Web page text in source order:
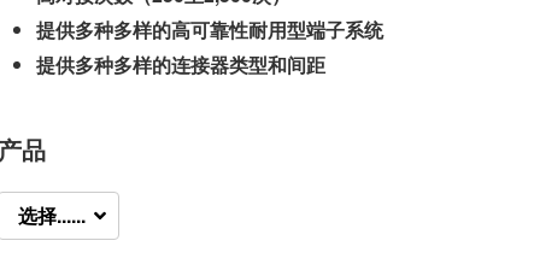
提供多种多样的高可靠性耐用型端子系统
提供多种多样的连接器类型和间距
品
选择......